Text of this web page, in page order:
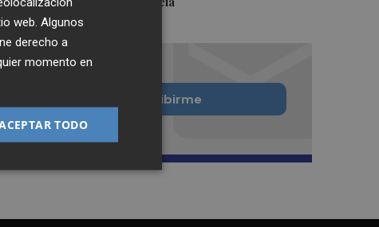
Quiero suscribirme
web. Algunos
derecho a
momento en
TODO